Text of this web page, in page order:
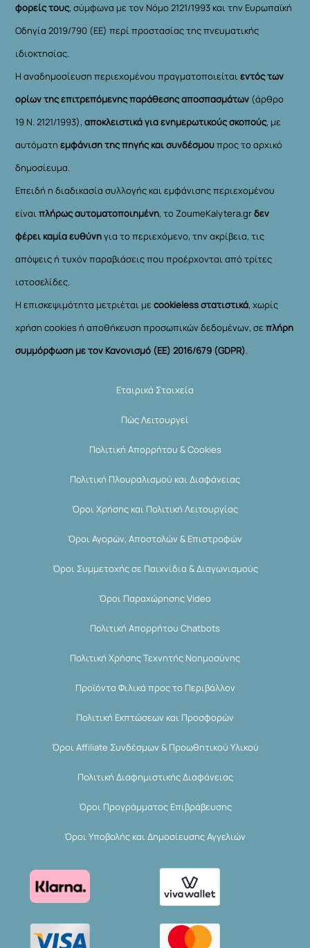
φορείς τους, σύμφωνα με τον Νόμο 2121/1993 και την Ευρωπαϊκή
Οδηγία 2019/790 (ΕΕ) περί προστασίας της πνευματικής
ιδιοκτησίας.
Η αναδημοσίευση περιεχομένου πραγματοποιείταιεντός των
ορίων της επιτρεπόμενης παράθεσης αποσπασμάτων (άρθρο
19 Ν. 2121/1993), αποκλειστικά για ενημερωτικούς σκοπούς, με
αυτόματηεμφάνιση της πηγής και συνδέσμουπρος το αρχικό
δημοσίευμα.
Επειδή η διαδικασία συλλογής και εμφάνισης περιεχομένου
είναιπλήρως αυτοματοποιημένη, το ZoumeKalytera.grδεν
φέρει καμία ευθύνηγια το περιεχόμενο, την ακρίβεια, τις
απόψεις ή τυχόν παραβιάσεις που προέρχονται από τρίτες
ιστοσελίδες.
Η επισκεψιμότητα μετριέται μεcookieless στατιστικά, χωρίς
χρήση cookies ή αποθήκευση προσωπικών δεδομένων, σεπλήρη
συμμόρφωση με τον Κανονισμό (ΕΕ) 2016/679 (GDPR).
Εταιρικά Στοιχεία
Πώς Λειτουργεί
Πολιτική Απορρήτου & Cookies
Πολιτική Πλουραλισμού και Διαφάνειας
Όροι Χρήσης και Πολιτική Λειτουργίας
Όροι Αγορών, Αποστολών & Επιστροφών
Όροι Συμμετοχής σε Παιχνίδια & Διαγωνισμούς
Όροι Παραχώρησης Video
Πολιτική Απορρήτου Chatbots
Πολιτική Χρήσης Τεχνητής Νοημοσύνης
Προϊόντα Φιλικά προς το Περιβάλλον
Πολιτική Εκπτώσεων και Προσφορών
Όροι Affiliate Συνδέσμων & Προωθητικού Υλικού
Πολιτική Διαφημιστικής Διαφάνειας
Όροι Προγράμματος Επιβράβευσης
Όροι Υποβολής και Δημοσίευσης Αγγελιών